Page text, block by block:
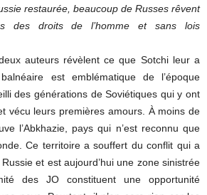
restaurée, beaucoup de Russes rêvent
des droits de l’homme et sans lois
auteurs révèlent ce que Sotchi leur a
est emblématique de l’époque
des générations de Soviétiques qui y ont
vécu leurs premières amours. À moins de
l’Abkhazie, pays qui n’est reconnu que
Ce territoire a souffert du conflit qui a
et est aujourd’hui une zone sinistrée
des JO constituent une opportunité